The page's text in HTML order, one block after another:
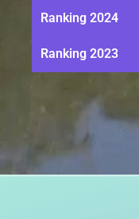
Ranking 2024
Ranking 2023